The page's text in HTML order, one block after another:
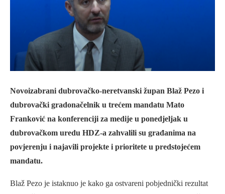
Novoizabrani dubrovačko-neretvanski župan Blaž Pezo i
dubrovački gradonačelnik u trećem mandatu Mato
Franković na konferenciji za medije u ponedjeljak u
dubrovačkom uredu HDZ-a zahvalili su građanima na
povjerenju i najavili projekte i prioritete u predstojećem
mandatu.
Blaž Pezo je istaknuo je kako ga ostvareni pobjednički rezultat